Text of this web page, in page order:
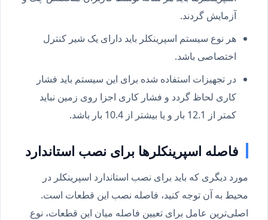
آزمایش گردند.
هر نوع سیستم اسپرینکلر باید دارای یک شیر کنترل
اختصاصی باشد.
در تجهیزات استفاده شده برای این سیستم باید فشار
کاری لحاظ گردد و فشار کاری اجزا روی زمین نباید
کمتر از 12.1 بار و یا بیشتر از 10.4 بار باشد.
فاصله اسپرینکلرها برای نصب استاندارد
مورد دیگری که باید برای نصب استاندارد اسپرینکلر در
محیط به آن توجه کنید، فاصله نصب این قطعات است.
اصلی‌ترین عامل برای تعیین فاصله میان این قطعات، نوع